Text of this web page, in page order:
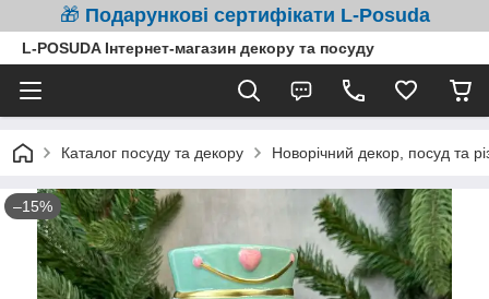
🎁 Подарункові сертифікати L-Posuda
L-POSUDA Інтернет-магазин декору та посуду
Каталог посуду та декору Новорічний декор, посуд та
–15%